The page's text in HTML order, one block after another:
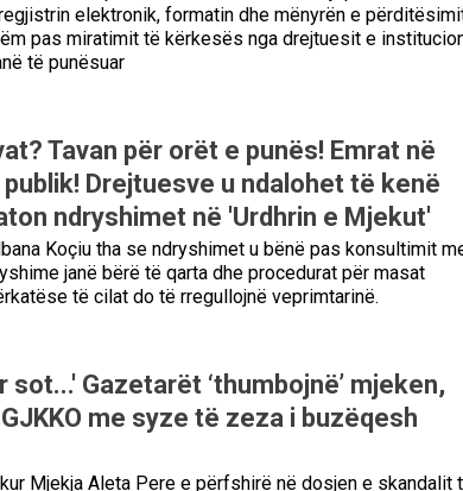
elektronik, formatin dhe mënyrën e
pas miratimit të kërkesës nga drejtuesit e
të punësuar
Tavan për orët e punës! Emrat në
Drejtuesve u ndalohet të kenë
ndryshimet në 'Urdhrin e Mjekut'
Koçiu tha se ndryshimet u bënë pas konsultimit
janë bërë të qarta dhe procedurat për masat
të cilat do të rregullojnë veprimtarinë.
sot...' Gazetarët ‘thumbojnë’ mjeken,
me syze të zeza i buzëqesh
Mjekja Aleta Pere e përfshirë në dosjen e skandalit